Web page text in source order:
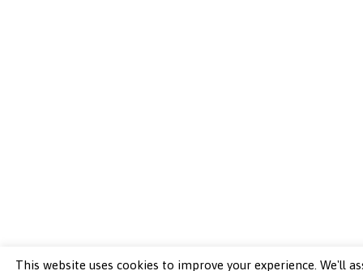
This website uses cookies to improve your experience. We'll